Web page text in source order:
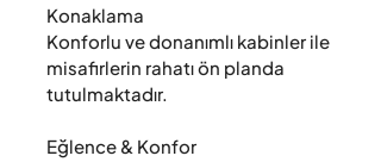
Konaklama
Konforlu ve donanımlı kabinler ile
misafirlerin rahatı ön planda
tutulmaktadır.
Eğlence & Konfor